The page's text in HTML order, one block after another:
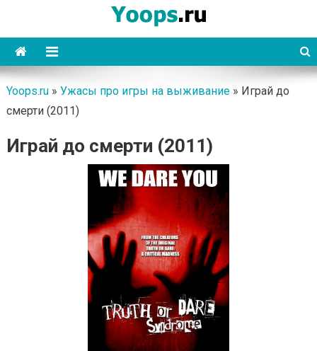
content
Yoops
Yoops.ru» Ужасы про игры на выживание» Играй до
смерти (2011)
Играй до смерти (2011)